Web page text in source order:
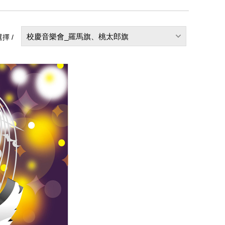
擇 / 校慶音樂會_羅馬旗、桃太郎旗